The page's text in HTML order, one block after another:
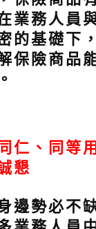
業務人員
的基礎下
保險商品
仁、同等
懇
邊勢必不